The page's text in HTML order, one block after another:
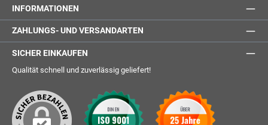
INFORMATIONEN
ZAHLUNGS- UND VERSANDARTEN
SICHER EINKAUFEN
Qualität schnell und zuverlässig geliefert!